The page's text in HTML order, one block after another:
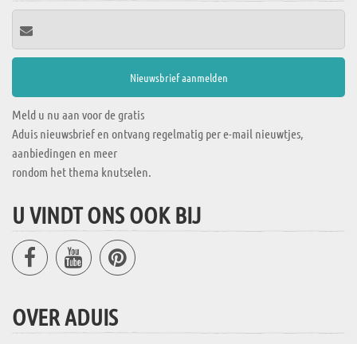
Meld u nu aan voor de gratis
Aduis nieuwsbrief en ontvang regelmatig per e-mail nieuwtjes,
aanbiedingen en meer
rondom het thema knutselen.
U VINDT ONS OOK BIJ
OVER ADUIS